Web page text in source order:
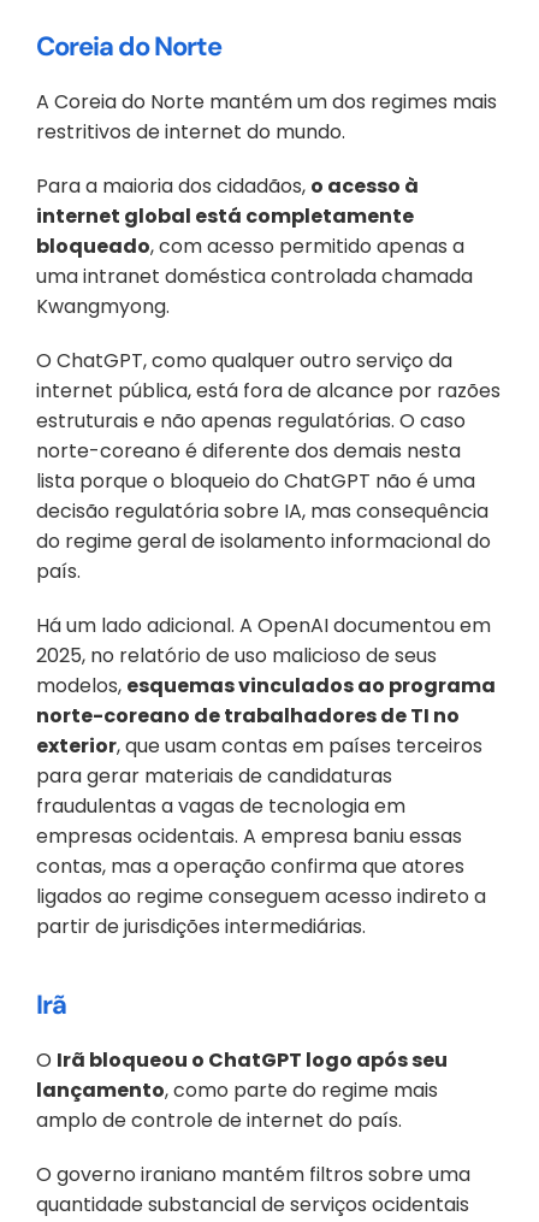
Coreia do Norte
A Coreia do Norte mantém um dos regimes mais
restritivos de internet do mundo.
Para a maioria dos cidadãos, o acesso à
internet global está completamente
bloqueado, com acesso permitido apenas a
uma intranet doméstica controlada chamada
Kwangmyong.
O ChatGPT, como qualquer outro serviço da
internet pública, está fora de alcance por razões
estruturais e não apenas regulatórias. O caso
norte-coreano é diferente dos demais nesta
lista porque o bloqueio do ChatGPT não é uma
decisão regulatória sobre IA, mas consequência
do regime geral de isolamento informacional do
país.
Há um lado adicional. A OpenAI documentou em
2025, no relatório de uso malicioso de seus
modelos, esquemas vinculados ao programa
norte-coreano de trabalhadores de TI no
exterior, que usam contas em países terceiros
para gerar materiais de candidaturas
fraudulentas a vagas de tecnologia em
empresas ocidentais. A empresa baniu essas
contas, mas a operação confirma que atores
ligados ao regime conseguem acesso indireto a
partir de jurisdições intermediárias.
Irã
O Irã bloqueou o ChatGPT logo após seu
lançamento, como parte do regime mais
amplo de controle de internet do país.
O governo iraniano mantém filtros sobre uma
quantidade substancial de serviços ocidentais